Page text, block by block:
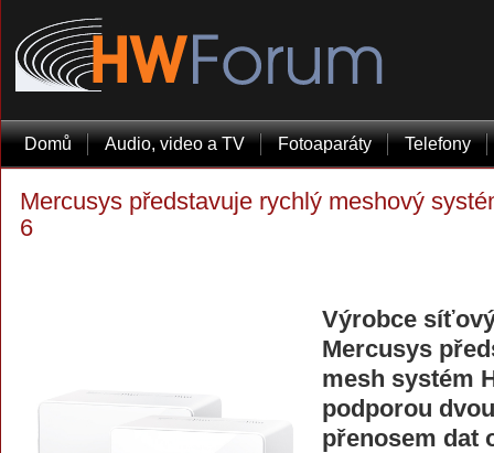
Domů Audio, video a TV Fotoaparáty Telefony
Mercusys představuje rychlý meshový
6
Výrobce
Mercusys
mesh systém
podporou
přenosem dat